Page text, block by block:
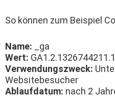
So können zum Beispiel
Name: _ga
Wert:
Verwendungszweck:
Websitebesucher
Ablaufdatum: nach 2